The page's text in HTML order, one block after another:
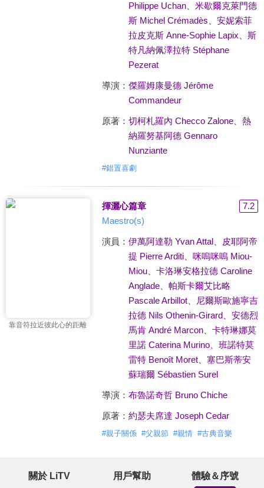
Philippe Uchan、 米歇爾克萊門德
斯 Michel Crémadès
安妮索菲
拉皮克斯 Anne-Sophie Lapix
斯
特凡納佩澤拉特 Stéphane
Pezerat
導演： 傑羅姆康曼德 Jérôme
Commandeur
原著： 切柯札羅內 Checco Zalone、 熱
納羅努基阿德 Gennaro
Nunziante
#錯置喜劇
靠音符拉近彼此心的距離
揮灑心篇章
7.2
Maestro(s)
演員： 伊萬阿達勒 Yvan Attal、
皮耶阿帝
提 Pierre Arditi、 咪嗚咪嗚 Miou-
Miou、 卡洛琳安格拉德 Caroline
Anglade、 帕斯卡爾艾比略
Pascale Arbillot、
尼爾斯歐施寧吉
拉德 Nils Othenin-Girard、 安德烈
馬肯 André Marcon、 卡特琳娜莫
里諾 Caterina Murino、 班諾特莫
雷特 Benoît Moret、 塞巴斯蒂安
蘇瑞爾 Sébastien Surel
導演： 布魯諾奇哲 Bruno Chiche
原著： 約瑟夫席達 Joseph Cedar
#親子關係 #父親節 #親情 #古典音樂
關於 LiTV 用戶幫助 體驗＆序號